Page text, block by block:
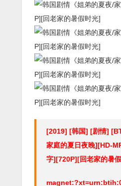
[2019] [韩国] [剧情]
家庭的夏日夜晚][HD-
字][720P][回老家的暑